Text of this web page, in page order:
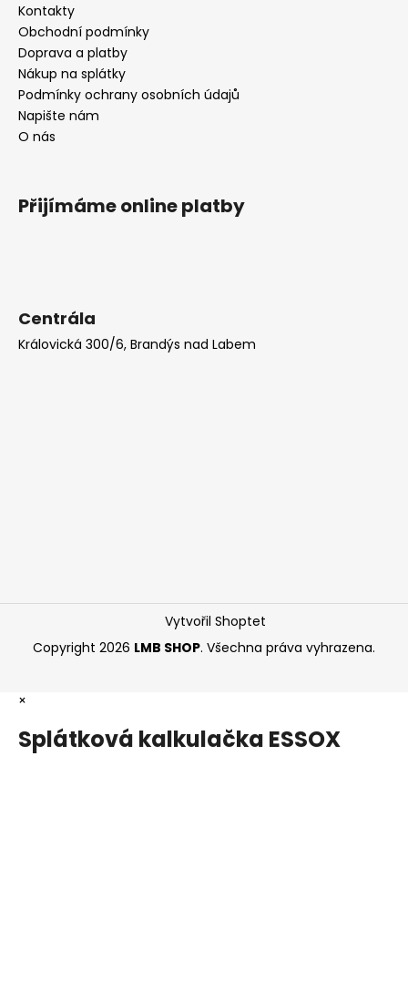
Kontakty
Obchodní podmínky
Doprava a platby
Nákup na splátky
Podmínky ochrany osobních údajů
Napište nám
O nás
Přijímáme online platby
Centrála
Královická 300/6, Brandýs nad Labem
Vytvořil Shoptet
Copyright 2026 LMB SHOP. Všechna práva vyhrazena.
×
Splátková kalkulačka ESSOX